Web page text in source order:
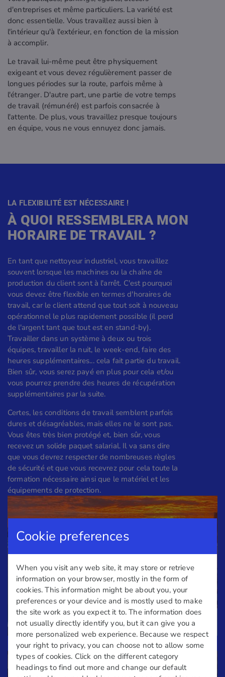
d'entreprises et même particuliers. La variété est
donc essentielle. Vous travaillez aussi bien à
l'intérieur qu'à l'extérieur, en fonction de la mission
à accomplir.
Le travail lui-même peut être physiquement
exigeant et vous devez régulièrement passer de
longues périodes sur la route, parfois même à
l'étranger. D'autre part, une partie de votre temps
de travail (rémunéré) est parfois consacrée à
l'attente. De plus, vous travaillez presque toujours
en équipe, vous ne vous ennuyez donc jamais.
LA FLEXIBILITÉ EST NÉCESSAIRE !
À QUOI RESSEMBLERA MON
HORAIRE DE TRAVAIL ?
En tant que nettoyeur industriel, vous travaillez
souvent lorsque les machines ou la chaîne de
production du client sont à l'arrêt. C'est pourquoi
vous devez être flexible en termes d'horaires de
travail, car le client attend que tout soit à nouveau
opérationnel le plus rapidement possible (il perd
de l'argent tant que tout est en stand-by).
Travailler dans un système à deux ou trois
équipes, travailler la nuit, le week-end, faire des
heures supplémentaires... cela fait partie du travail.
Bien sûr, vous serez payé en plus pour cela et/ou
vous pourrez prendre des heures de récupération
supplémentaires par la suite.
Certes, les conditions de travail semblent parfois
dures et désagréables, mais elles ne le sont pas.
Vous êtes très bien protégé et, bien sûr, vous
recevez un solide paquet salarial. Il va sans dire
que vous devrez respecter de nombreuses règles
de sécurité et que vous recevrez pour cela toute la
formation nécessaire ainsi que le matériel et les
équipements de protection.
Cookie preferences
When you visit any web site, it may store or retrieve
information on your browser, mostly in the form of
cookies. This information might be about you, your
preferences or your device and is mostly used to make
the site work as you expect it to. The information does
not usually directly identify you, but it can give you a
more personalized web experience. Because we respect
your right to privacy, you can choose not to allow some
types of cookies. Click on the different category
headings to find out more and change our default